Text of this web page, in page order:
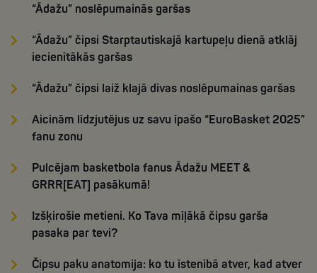
“Ādažu” noslēpumainās garšas
“Ādažu” čipsi Starptautiskajā kartupeļu dienā atklāj
iecienītākās garšas
“Ādažu” čipsi laiž klajā divas noslēpumainas garšas
Aicinām līdzjutējus uz savu īpašo “EuroBasket 2025”
fanu zonu
Pulcējam basketbola fanus Ādažu MEET &
GRRR[EAT] pasākumā!
Izšķirošie metieni. Ko Tava mīļākā čipsu garša
pasaka par tevi?
Čipsu paku anatomija: ko tu īstenībā atver, kad atver